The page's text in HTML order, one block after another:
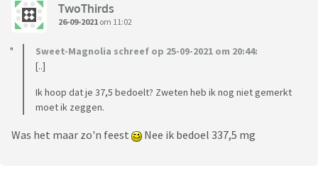
TwoThirds
26-09-2021 om 11:02
Sweet-Magnolia schreef op 25-09-2021 om 20:44:
[..]
Ik hoop dat je 37,5 bedoelt? Zweten heb ik nog niet gemerkt
moet ik zeggen.
Was het maar zo'n feest Nee ik bedoel 337,5 mg